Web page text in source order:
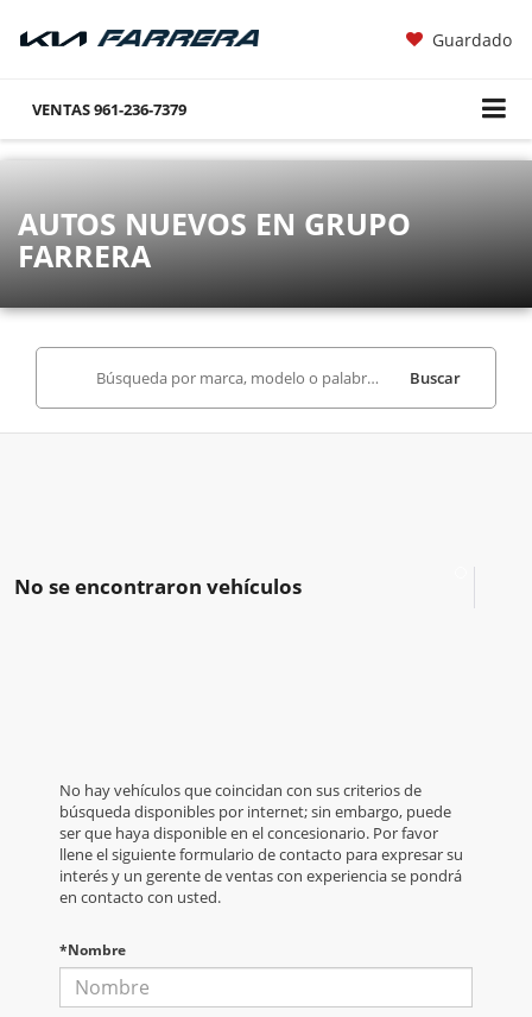
Guardado
VENTAS961-236-7379
AUTOS NUEVOS EN GRUPO
FARRERA
Buscar
No se encontraron vehículos
No hay vehículos que coincidan con sus criterios de
búsqueda disponibles por internet; sin embargo, puede
ser que haya disponible en el concesionario. Por favor
llene el siguiente formulario de contacto para expresar su
interés y un gerente de ventas con experiencia se pondrá
en contacto con usted.
*Nombre